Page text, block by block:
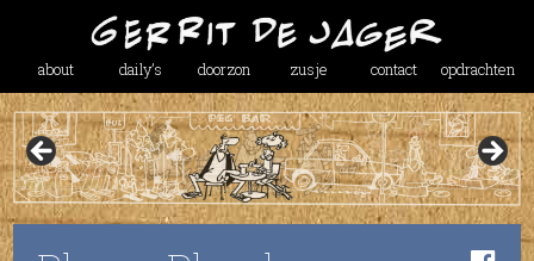
about daily’s doorzon zusje contact opdrachten